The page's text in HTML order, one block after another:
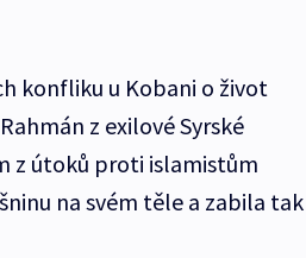
konfliku u Kobani o život
z exilové Syrské
z útoků proti islamistům
na svém těle a zabila tak